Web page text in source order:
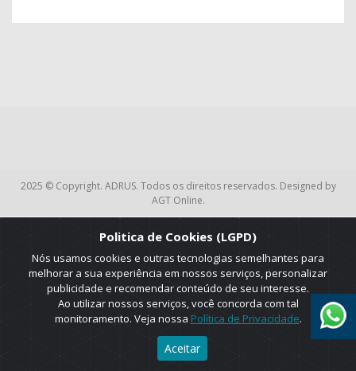
2025 © Copyright. ADRUS. Todos os direitos reservados. Designed by
AGT Online.
Politica de Cookies (LGPD)
Nós usamos cookies e outras tecnologias semelhantes para
melhorar a sua experiência em nossos serviços, personalizar
publicidade e recomendar conteúdo de seu interesse.
Ao utilizar nossos serviços, você concorda com tal
monitoramento. Veja nossa Política de Privacidade.
Aceitar